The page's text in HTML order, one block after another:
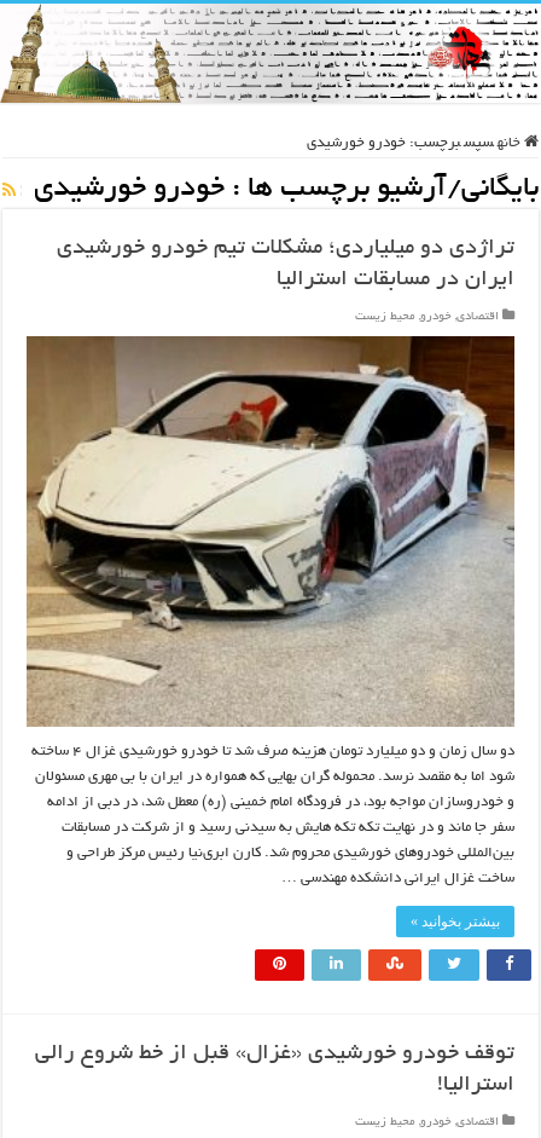
خانه سپس برچسب: خودرو خورشیدی
بایگانی/آرشیو برچسب ها : خودرو خورشیدی
تراژدی دو میلیاردی؛ مشکلات تیم خودرو خورشیدی
ایران در مسابقات استرالیا
اقتصادی, خودرو, محیط زیست
دو سال زمان و دو میلیارد تومان هزینه صرف شد تا خودرو خورشیدی غزال ۴ ساخته
شود اما به مقصد نرسد. محموله گران بهایی که همواره در ایران با بی‌ مهری مسئولان
و خودروسازان مواجه بود، در فرودگاه امام خمینی (ره) معطل شد، در دبی از ادامه
سفر جا ماند و در نهایت تکه‌ تکه‌ هایش به سیدنی رسید و از شرکت در مسابقات
بین‌المللی خودروهای خورشیدی محروم شد. کارن ابری‌نیا رئیس مرکز طراحی و
ساخت غزال ایرانی دانشکده مهندسی …
بیشتر بخوانید »
توقف خودرو خورشیدی «غزال» قبل از خط شروع رالی
استرالیا!
اقتصادی, خودرو, محیط زیست